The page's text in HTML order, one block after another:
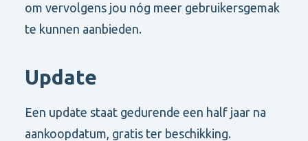
om vervolgens jou nóg meer gebruikersgemak
te kunnen aanbieden.
Update
Een update staat gedurende een half jaar na
aankoopdatum, gratis ter beschikking.